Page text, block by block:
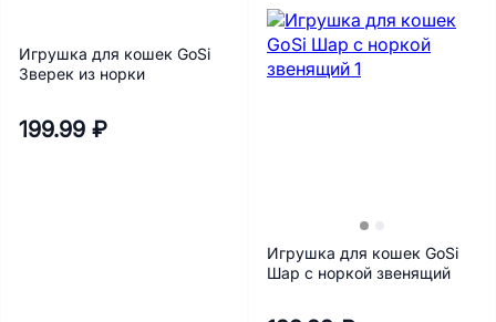
Игрушка для кошек GoSi
Зверек из норки
199.99 ₽
Игрушка для кошек GoSi
Шар с норкой звенящий